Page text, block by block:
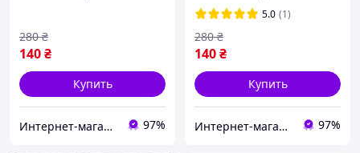
140₴
280 ₴
Купить
Интернет-магазин «Валіза». 97%
5.0 (1)
140₴
280 ₴
Купить
Интернет-магазин «Валіза». 97%